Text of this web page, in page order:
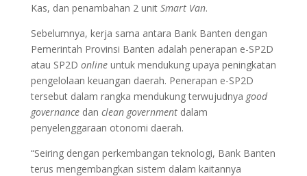
Kas, dan penambahan 2 unit Smart Van.
Sebelumnya, kerja sama antara Bank Banten dengan
Pemerintah Provinsi Banten adalah penerapan e-SP2D
atau SP2D online untuk mendukung upaya peningkatan
pengelolaan keuangan daerah. Penerapan e-SP2D
tersebut dalam rangka mendukung terwujudnya good
governancedan clean governmentdalam
penyelenggaraan otonomi daerah.
“Seiring dengan perkembangan teknologi, Bank Banten
terus mengembangkan sistem dalam kaitannya